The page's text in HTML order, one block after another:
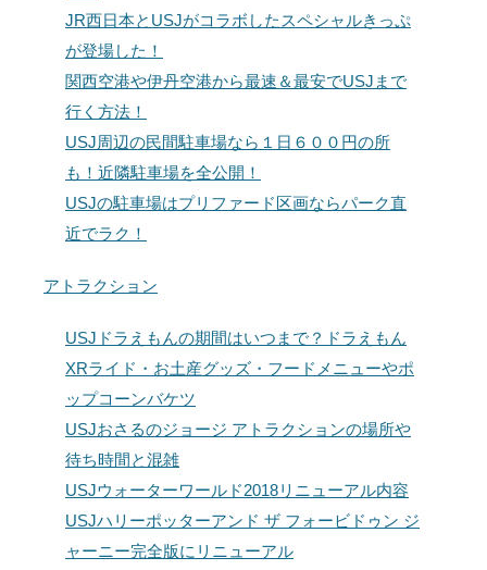
JR西日本とUSJがコラボしたスペシャルきっぷ
が登場した！
関西空港や伊丹空港から最速＆最安でUSJまで
行く方法！
USJ周辺の民間駐車場なら１日６００円の所
も！近隣駐車場を全公開！
USJの駐車場はプリファード区画ならパーク直
近でラク！
アトラクション
USJドラえもんの期間はいつまで？ドラえもん
XRライド・お土産グッズ・フードメニューやポ
ップコーンバケツ
USJおさるのジョージ アトラクションの場所や
待ち時間と混雑
USJウォーターワールド2018リニューアル内容
USJハリーポッターアンド ザ フォービドゥン ジ
ャーニー完全版にリニューアル